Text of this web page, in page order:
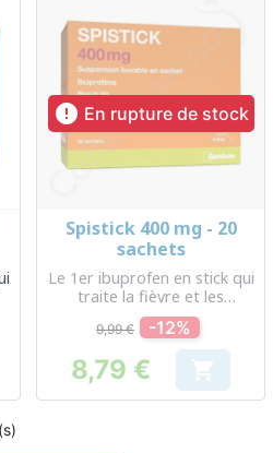
 En rupture de stock
Spistick 400 mg - 20
sachets
Le 1er ibuprofen en stick qui
traite la fièvre et les
douleurs
9,99 € -12%
Prix
8,79 € 